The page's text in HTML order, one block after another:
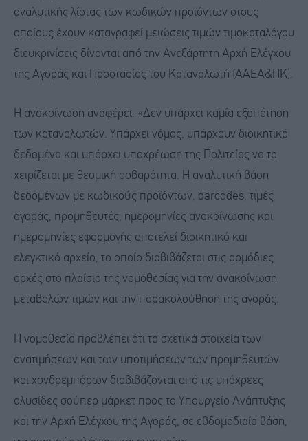
αναλυτικής λίστας των κωδικών προϊόντων στους
οποίους έχουν καταγραφεί μειώσεις τιμών τιμοκαταλόγου
διευκρινίσεις δίνονται από την Ανεξάρτητη Αρχή Ελέγχου
της Αγοράς και Προστασίας του Καταναλωτή (ΑΑΕΑ&ΠΚ).
Η ανακοίνωση αναφέρει: «Δεν υπάρχει καμία εξαπάτηση
των καταναλωτών. Υπάρχει νόμος, υπάρχουν διοικητικά
δεδομένα και υπάρχει υποχρέωση της Πολιτείας να τα
χειρίζεται με θεσμική σοβαρότητα. Η αναλυτική βάση
δεδομένων με κωδικούς προϊόντων, barcodes, τιμές
αγοράς, προμηθευτές, ημερομηνίες ανακοίνωσης και
ημερομηνίες εφαρμογής αποτελεί διοικητικό και
ελεγκτικό αρχείο, το οποίο διαβιβάζεται στις αρμόδιες
αρχές στο πλαίσιο της νομοθεσίας για την ανακοίνωση
μεταβολών τιμών και την παρακολούθηση της αγοράς.
Η νομοθεσία προβλέπει ότι τα σχετικά στοιχεία των
ανατιμήσεων και των υποτιμήσεων των προμηθευτών
και χονδρεμπόρων διαβιβάζονται από τις υπόχρεες
αλυσίδες σούπερ μάρκετ προς το Υπουργείο Ανάπτυξης
και την Αρχή Ελέγχου της Αγοράς, σε εβδομαδιαία βάση,